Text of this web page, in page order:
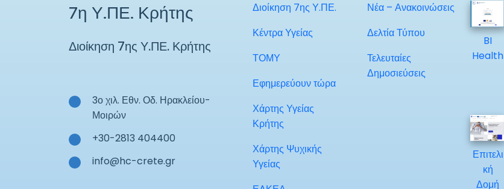
7η Υ.ΠΕ. Κρήτης
Διοίκηση 7ης Υ.ΠΕ. Κρήτης
3ο χιλ. Εθν. Οδ. Ηρακλείου-
Μοιρών
+30-2813 404400
info@hc-crete.gr
Διοίκηση 7ης Υ.ΠΕ.
Κέντρα Υγείας
ΤΟΜΥ
Εφημερεύουν τώρα
Χάρτης Υγείας
Κρήτης
Χάρτης Ψυχικής
Υγείας
Νέα – Ανακοινώσεις
Δελτία Τύπου
Τελευταίες
Δημοσιεύσεις
BI
Health
Επιτελι
κή
Δομή